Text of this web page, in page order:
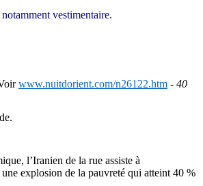
vestimentaire.
www.nuitdorient.com/n26122.htm - 40
l’Iranien de la rue assiste à
explosion de la pauvreté qui atteint 40 %